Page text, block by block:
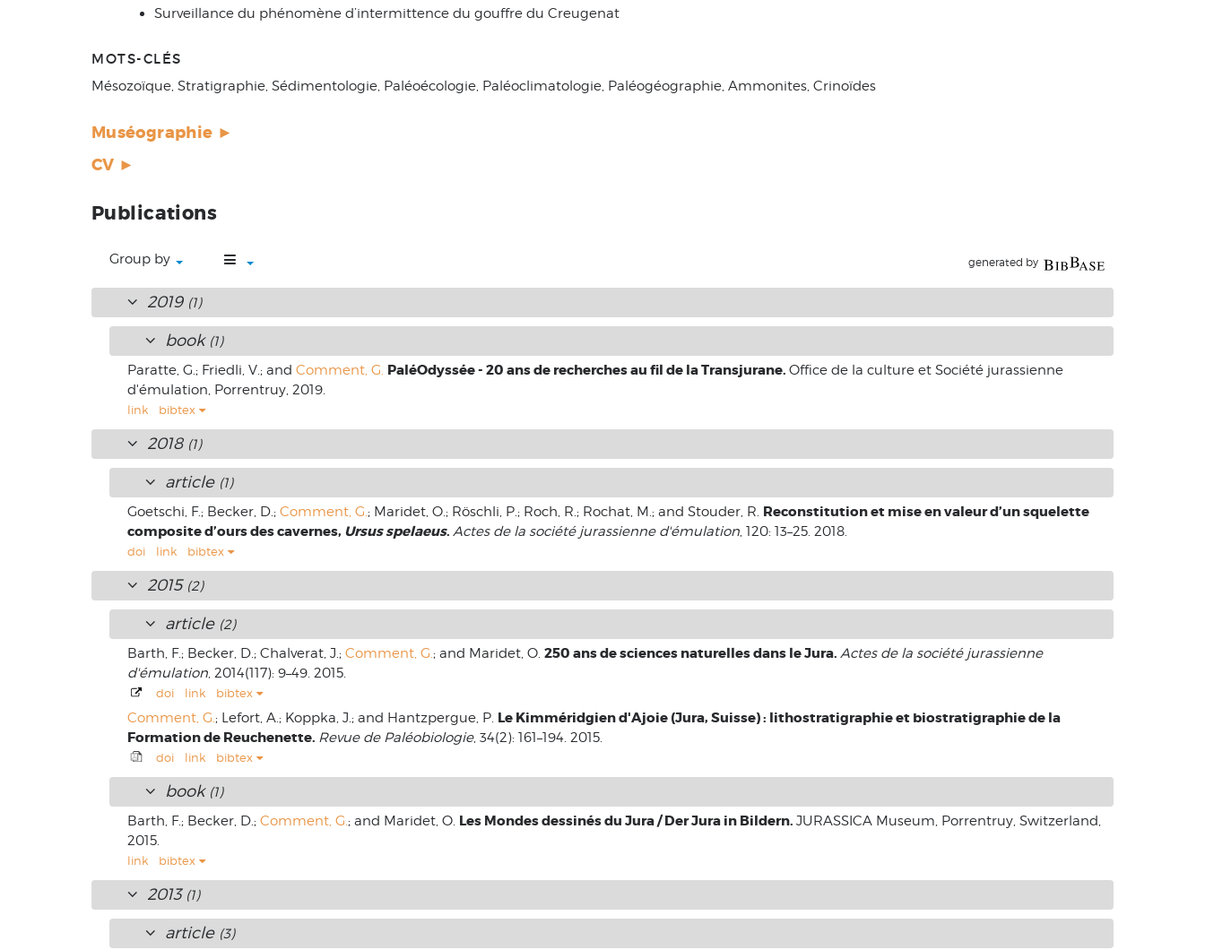
Surveillance du phénomène d’intermittence du gouffre du Creugenat
MOTS-CLÉS
Mésozoïque, Stratigraphie, Sédimentologie, Paléoécologie, Paléoclimatologie, Paléogéographie, Ammonites, Crinoïdes
Muséographie ►
CV ►
Publications
generated by
Group by
2019 (1)
book (1)
Paratte, G.; Friedli, V.; and Comment, G. PaléOdyssée - 20 ans de recherches au fil de la Transjurane. Office de la culture et Société jurassienne
d'émulation, Porrentruy, 2019.
link bibtex
2018 (1)
article (1)
Goetschi, F.; Becker, D.; Comment, G. ; Maridet, O.; Röschli, P.; Roch, R.; Rochat, M.; and Stouder, R. Reconstitution et mise en valeur d’un squelette
composite d’ours des cavernes, Ursus spelaeus. Actes de la société jurassienne d'émulation , 120: 13–25. 2018.
doi link bibtex
2015 (2)
article (2)
Barth, F.; Becker, D.; Chalverat, J.; Comment, G. ; and Maridet, O. 250 ans de sciences naturelles dans le Jura. Actes de la société jurassienne
d'émulation , 2014(117): 9–49. 2015.
doi link bibtex
Comment, G. ; Lefort, A.; Koppka, J.; and Hantzpergue, P. Le Kimméridgien d'Ajoie (Jura, Suisse) : lithostratigraphie et biostratigraphie de la
Formation de Reuchenette. Revue de Paléobiologie, 34(2): 161–194. 2015.
doi link bibtex
book (1)
Barth, F.; Becker, D.; Comment, G. ; and Maridet, O. Les Mondes dessinés du Jura / Der Jura in Bildern. JURASSICA Museum, Porrentruy, Switzerland,
2015.
link bibtex
2013 (1)
article (3)